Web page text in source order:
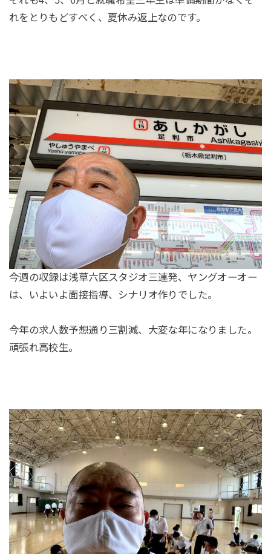
れをとりもどすべく、夏休み返上なのです。
今週の収録は浅草六区スタジオ三連発、ヤングオーオー
は、いよいよ面接指導、シナリオ作りでした。
今年の求人数予想通り三割減、大変な年になりました。
頑張れ高校生。